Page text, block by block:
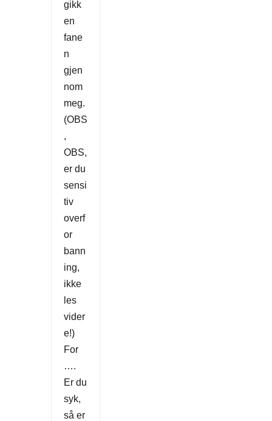
gikk
en
fane
n
gjen
nom
meg.
(OBS
,
OBS,
er du
sensi
tiv
overf
or
bann
ing,
ikke
les
vider
e!)
For
….
Er du
syk,
så er